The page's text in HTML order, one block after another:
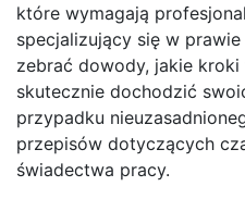
które wymagają
specjalizujący się w
zebrać dowody, jakie
skutecznie dochodzić
przypadku
przepisów dotyczących
świadectwa pracy.